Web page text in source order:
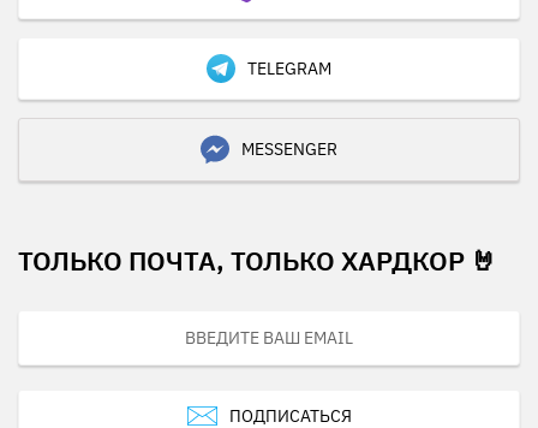
TELEGRAM
MESSENGER
ТОЛЬКО ПОЧТА, ТОЛЬКО ХАРДКОР 🤘
ПОДПИСАТЬСЯ